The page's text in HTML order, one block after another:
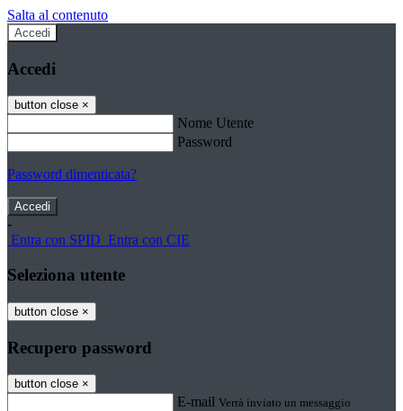
Salta al contenuto
Accedi
Accedi
button close ×
Nome Utente
Password
Password dimenticata?
-
Entra con SPID Entra con CIE
Seleziona utente
button close ×
Recupero password
button close ×
E-mail Verrà inviato un messaggio